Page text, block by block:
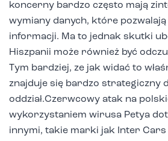
koncerny bardzo często mają
wymiany danych, które
informacji. Ma to jednak skutki
Hiszpanii może również być
Tym bardziej, ze jak widać to
znajduje się bardzo strategiczny
oddział.Czerwcowy atak na
wykorzystaniem wirusa Petya
innymi, takie marki jak Inter Cars